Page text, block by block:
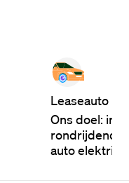
Leaseauto
Ons doel: in
rondrijdende
auto